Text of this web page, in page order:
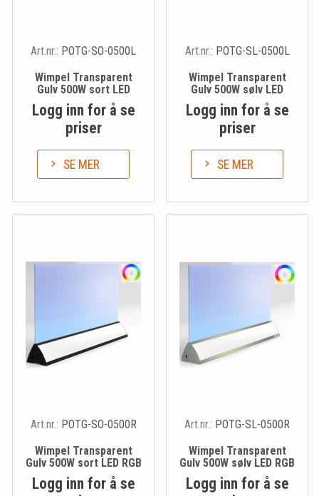
Art.nr.: POTG-SO-0500L
Wimpel Transparent
Gulv 500W sort LED
Logg inn for å se
priser
SE MER
Art.nr.: POTG-SL-0500L
Wimpel Transparent
Gulv 500W sølv LED
Logg inn for å se
priser
SE MER
Art.nr.: POTG-SO-0500R
Wimpel Transparent
Gulv 500W sort LED RGB
Logg inn for å se
Art.nr.: POTG-SL-0500R
Wimpel Transparent
Gulv 500W sølv LED RGB
Logg inn for å se